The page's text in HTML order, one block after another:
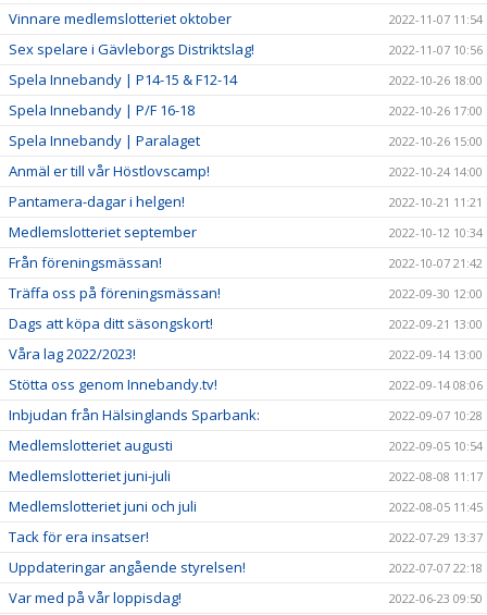
Vinnare medlemslotteriet oktober 2022-11-07 11:54
Sex spelare i Gävleborgs Distriktslag! 2022-11-07 10:56
Spela Innebandy | P14-15 & F12-14 2022-10-26 18:00
Spela Innebandy | P/F 16-18 2022-10-26 17:00
Spela Innebandy | Paralaget 2022-10-26 15:00
Anmäl er till vår Höstlovscamp! 2022-10-24 14:00
Pantamera-dagar i helgen! 2022-10-21 11:21
Medlemslotteriet september 2022-10-12 10:34
Från föreningsmässan! 2022-10-07 21:42
Träffa oss på föreningsmässan! 2022-09-30 12:00
Dags att köpa ditt säsongskort! 2022-09-21 13:00
Våra lag 2022/2023! 2022-09-14 13:00
Stötta oss genom Innebandy.tv! 2022-09-14 08:06
Inbjudan från Hälsinglands Sparbank: 2022-09-07 10:28
Medlemslotteriet augusti 2022-09-05 10:54
Medlemslotteriet juni-juli 2022-08-08 11:17
Medlemslotteriet juni och juli 2022-08-05 11:45
Tack för era insatser! 2022-07-29 13:37
Uppdateringar angående styrelsen! 2022-07-07 22:18
Var med på vår loppisdag! 2022-06-23 09:50